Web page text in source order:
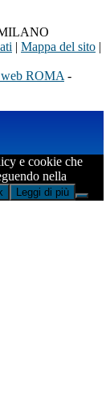
| Mappa del sito |
web ROMA -
e cookie che
nella
Leggi di più